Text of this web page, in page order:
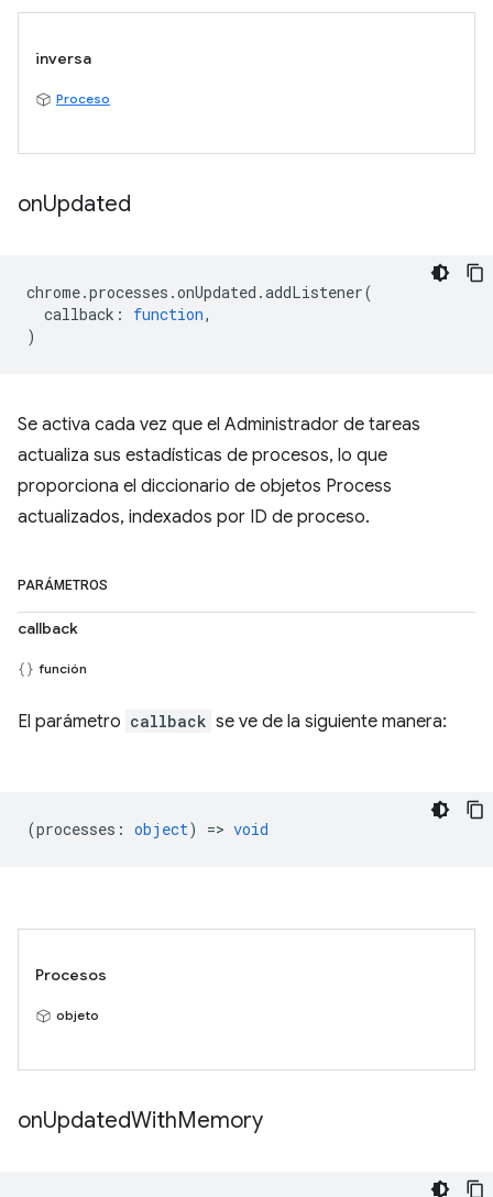
inversa
Proceso
onUpdated
chrome.processes .onUpdated .addListener(
callback : function,
)
Se activa cada vez que el Administrador de tareas
actualiza sus estadísticas de procesos, lo que
proporciona el diccionario de objetos Process
actualizados, indexados por ID de proceso.
PARÁMETROS
callback
función
El parámetro callback se ve de la siguiente manera:
(processes : object) => void
Procesos
objeto
onUpdatedWithMemory